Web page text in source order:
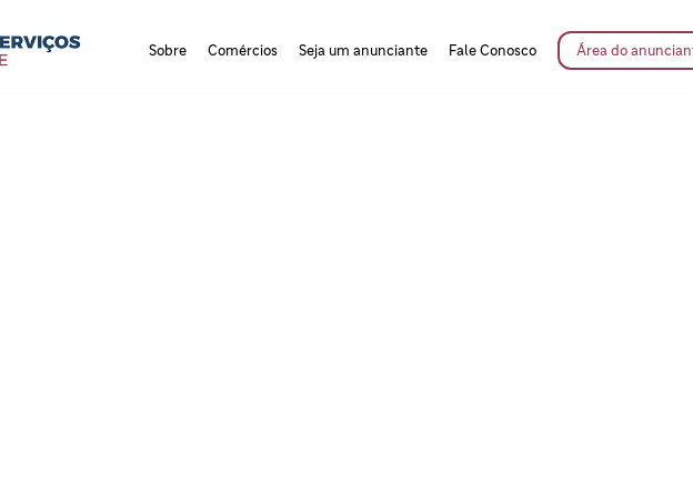
Sobre Comércios Seja um anunciante Fale Conosco Área do